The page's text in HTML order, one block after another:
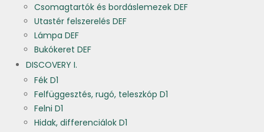
Csomagtartók és bordáslemezek DEF
Utastér felszerelés DEF
Lámpa DEF
Bukókeret DEF
DISCOVERY I.
Fék D1
Felfüggesztés, rugó, teleszkóp D1
Felni D1
Hidak, differenciálok D1